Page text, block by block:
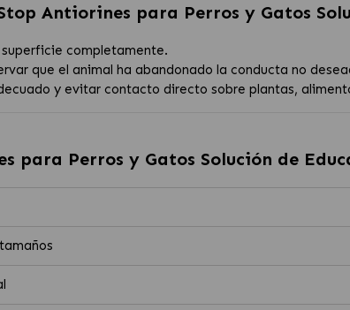
Antiorines para Perros y Gatos
completamente.
que el animal ha abandonado la conducta no
y evitar contacto directo sobre plantas,
para Perros y Gatos Solución de